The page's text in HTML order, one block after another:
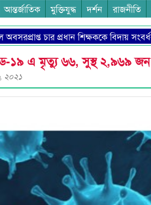
আন্তর্জাতিক মুক্তিযুদ্ধ দর্শন রাজনীতি
চার প্রধান শিক্ষককে বিদায় সংবর্ধনা
১৯ এ মৃত্যু ৬৬, সুস্থ ২,৯৬৯ জন
২০২১